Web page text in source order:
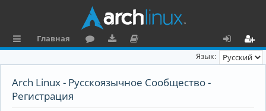
л
Главная
х
ег
Язык:
Arch Linux - Русскоязычное Сообщество -
Регистрация